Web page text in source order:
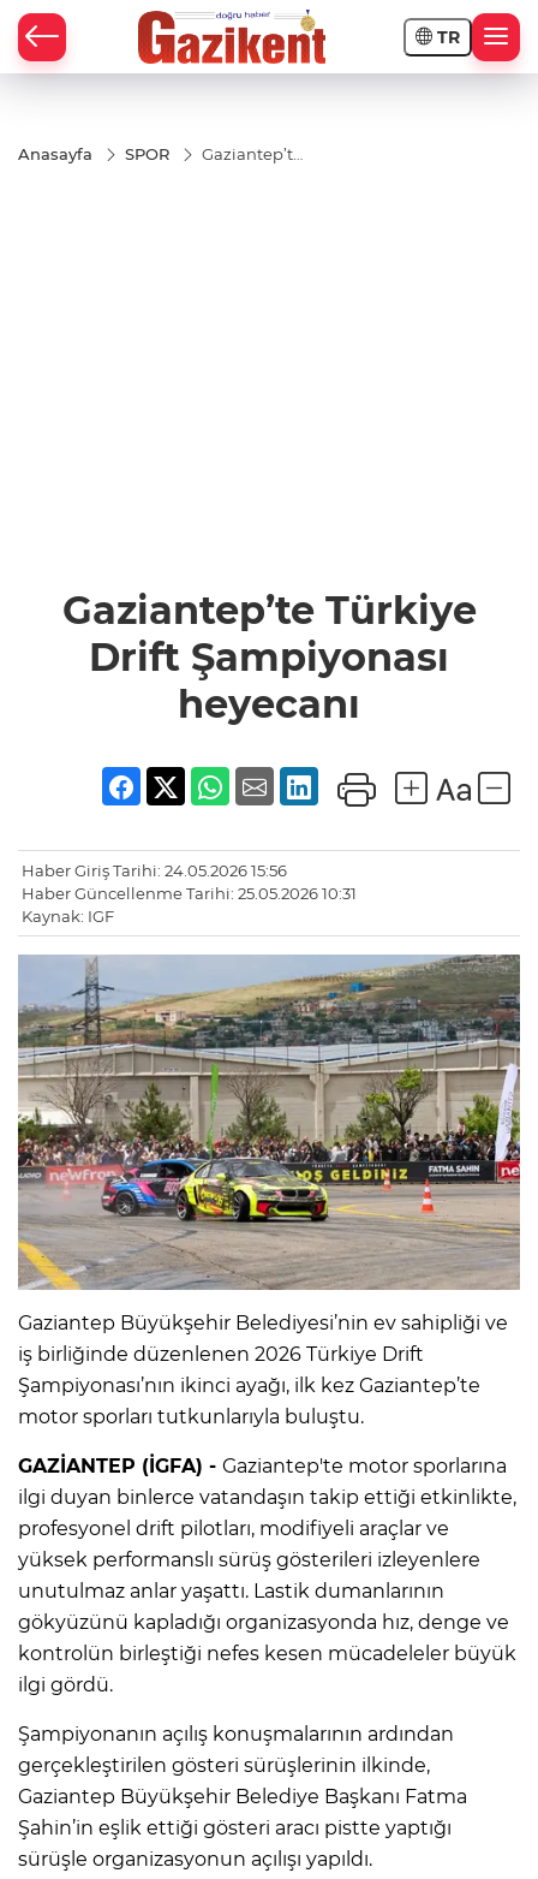
TR
Anasayfa SPOR
Gaziantep’te
Gaziantep’te Türkiye
Drift Şampiyonası
heyecanı
Haber Giriş Tarihi: 24.05.2026 15:56
Haber Güncellenme Tarihi: 25.05.2026 10:31
Kaynak: IGF
Gaziantep Büyükşehir Belediyesi’nin ev sahipliği ve
iş birliğinde düzenlenen 2026 Türkiye Drift
Şampiyonası’nın ikinci ayağı, ilk kez Gaziantep’te
motor sporları tutkunlarıyla buluştu.
GAZİANTEP (İGFA) - Gaziantep'te motor sporlarına
ilgi duyan binlerce vatandaşın takip ettiği etkinlikte,
profesyonel drift pilotları, modifiyeli araçlar ve
yüksek performanslı sürüş gösterileri izleyenlere
unutulmaz anlar yaşattı. Lastik dumanlarının
gökyüzünü kapladığı organizasyonda hız, denge ve
kontrolün birleştiği nefes kesen mücadeleler büyük
ilgi gördü.
Şampiyonanın açılış konuşmalarının ardından
gerçekleştirilen gösteri sürüşlerinin ilkinde,
Gaziantep Büyükşehir Belediye Başkanı Fatma
Şahin’in eşlik ettiği gösteri aracı pistte yaptığı
sürüşle organizasyonun açılışı yapıldı.